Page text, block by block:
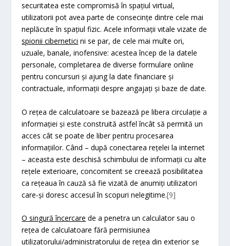
securitatea este compromisă în spațiul virtual,
utilizatorii pot avea parte de consecințe dintre cele mai
neplăcute în spațiul fizic. Acele informații vitale vizate de
spionii cibernetici ni se par, de cele mai multe ori,
uzuale, banale, inofensive: acestea încep de la datele
personale, completarea de diverse formulare online
pentru concursuri și ajung la date financiare și
contractuale, informații despre angajați și baze de date.
O rețea de calculatoare se bazează pe libera circulație a
informației și este construită astfel încât să permită un
acces cât se poate de liber pentru procesarea
informațiilor. Când – după conectarea rețelei la internet
– aceasta este deschisă schimbului de informații cu alte
rețele exterioare, concomitent se creează posibilitatea
ca rețeaua în cauză să fie vizată de anumiți utilizatori
care-și doresc accesul în scopuri nelegitime.[9]
O singură încercare de a penetra un calculator sau o
rețea de calculatoare fără permisiunea
utilizatorului/administratorului de rețea din exterior se